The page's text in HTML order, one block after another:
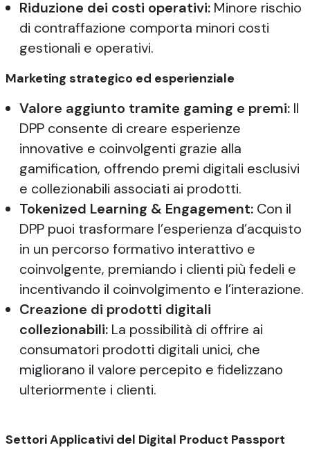
Riduzione dei costi operativi: Minore rischio
di contraffazione comporta minori costi
gestionali e operativi.
Marketing strategico ed esperienziale
Valore aggiunto tramite gaming e premi: Il
DPP consente di creare esperienze
innovative e coinvolgenti grazie alla
gamification, offrendo premi digitali esclusivi
e collezionabili associati ai prodotti.
Tokenized Learning & Engagement: Con il
DPP puoi trasformare l’esperienza d’acquisto
in un percorso formativo interattivo e
coinvolgente, premiando i clienti più fedeli e
incentivando il coinvolgimento e l’interazione.
Creazione di prodotti digitali
collezionabili: La possibilità di offrire ai
consumatori prodotti digitali unici, che
migliorano il valore percepito e fidelizzano
ulteriormente i clienti.
Settori Applicativi del Digital Product Passport